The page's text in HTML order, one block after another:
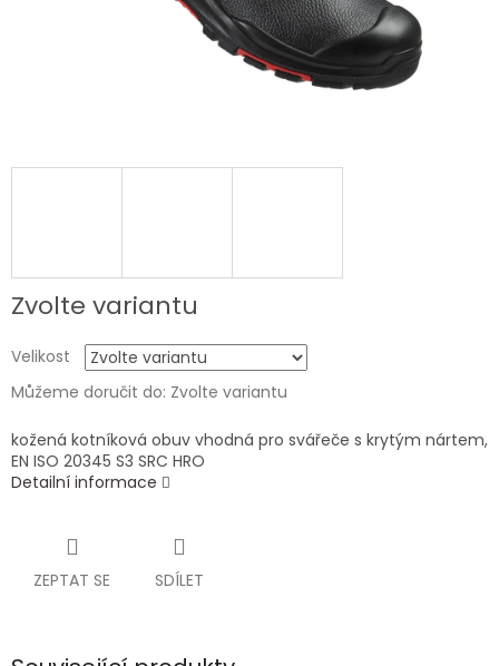
Zvolte variantu
Velikost
Můžeme doručit do: Zvolte variantu
kožená kotníková obuv vhodná pro svářeče s krytým nártem,
EN ISO 20345 S3 SRC HRO
Detailní informace
ZEPTAT SE SDÍLET